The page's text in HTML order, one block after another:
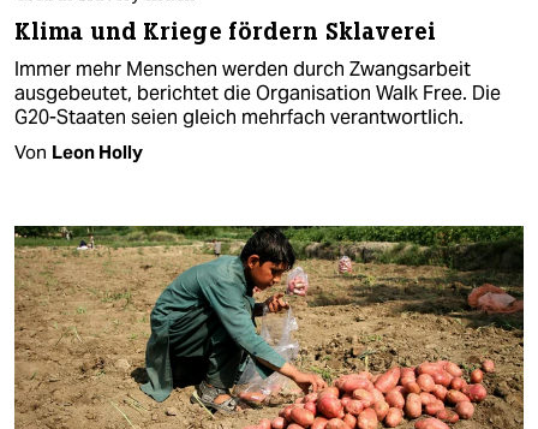
Klima und Kriege fördern Sklaverei
Immer mehr Menschen werden durch Zwangsarbeit
ausgebeutet, berichtet die Organisation Walk Free. Die
G20-Staaten seien gleich mehrfach verantwortlich.
Von Leon Holly